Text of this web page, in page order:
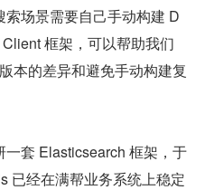
场景需要自己手动构建 D
框架，可以帮助我们
本的差异和避免手动构建复
套 Elasticsearch 框架，于
已经在满帮业务系统上稳定